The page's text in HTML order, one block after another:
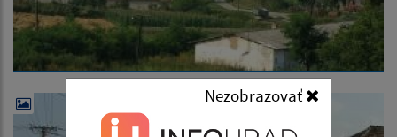
Nezobrazovať